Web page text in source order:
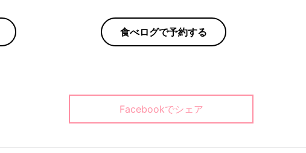
食べログで予約する
Facebookでシェア